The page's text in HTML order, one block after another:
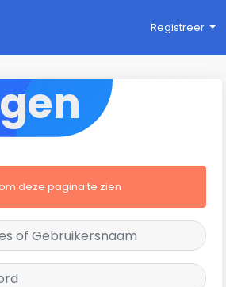
Registreer
deze pagina te zien